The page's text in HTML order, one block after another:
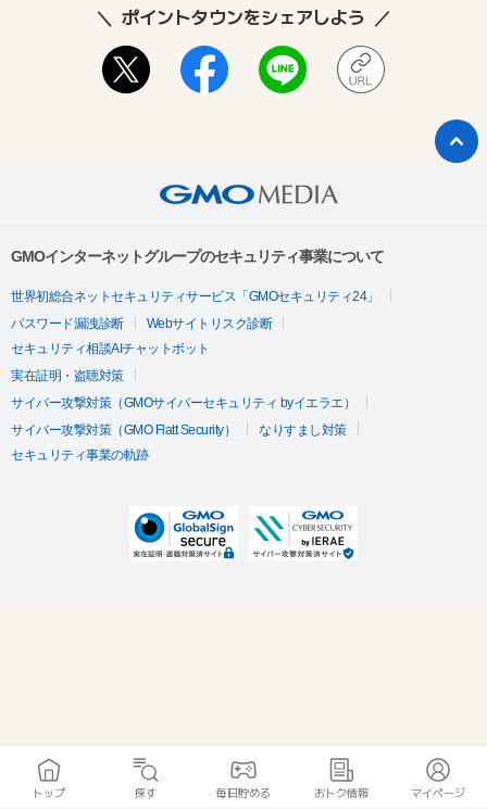
ポイントタウンをシェアしよう
GMOインターネットグループのセキュリティ事業について
世界初総合ネットセキュリティサービス「GMOセキュリティ24」
パスワード漏洩診断
Webサイトリスク診断
セキュリティ相談AIチャットボット
実在証明・盗聴対策
サイバー攻撃対策（GMOサイバーセキュリティ byイエラエ）
サイバー攻撃対策（GMO Flatt Security）
なりすまし対策
セキュリティ事業の軌跡
トップ 探す 毎日貯める おトク情報 マイページ